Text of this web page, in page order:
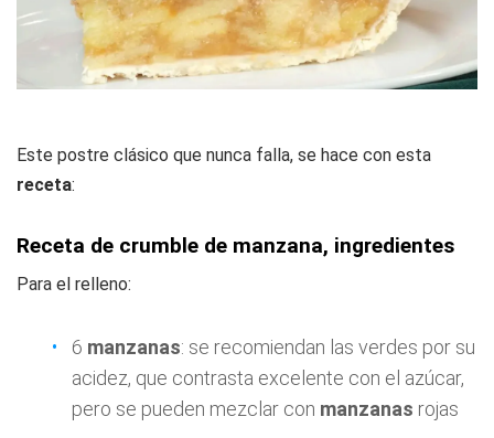
Este postre clásico que nunca falla, se hace con esta
receta:
Receta de crumble de manzana, ingredientes
Para el relleno:
6 manzanas: se recomiendan las verdes por su
acidez, que contrasta excelente con el azúcar,
pero se pueden mezclar con manzanas rojas